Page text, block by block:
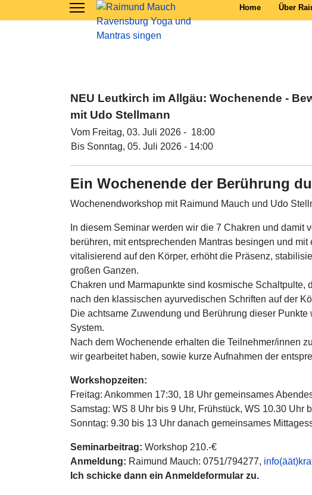
Home Über
NEU Leutkirch im Allgäu: Wochenende -
mit Udo Stellmann
Vom Freitag, 03. Juli 2026 - 18:00
Bis Sonntag, 05. Juli 2026 - 14:00
Ein Wochenende der Berührung
Wochenendworkshop mit Raimund Mauch und Udo
In diesem Seminar werden wir die 7 Chakren und
berühren, mit entsprechenden Mantras besingen und
vitalisierend auf den Körper, erhöht die Präsenz,
großen Ganzen.
Chakren und Marmapunkte sind kosmische
nach den klassischen ayurvedischen Schriften auf der
Die achtsame Zuwendung und Berührung dieser
System.
Nach dem Wochenende erhalten die Teilnehmer/innen
wir gearbeitet haben, sowie kurze Aufnahmen der
Workshopzeiten:
Freitag: Ankommen 17:30, 18 Uhr gemeinsames
Samstag: WS 8 Uhr bis 9 Uhr, Frühstück, WS 10.30 Uhr
Sonntag: 9.30 bis 13 Uhr danach gemeinsames
Seminarbeitrag: Workshop 210.-€
Anmeldung: Raimund Mauch: 0751/794277,
Ich schicke dann ein Anmeldeformular zu.